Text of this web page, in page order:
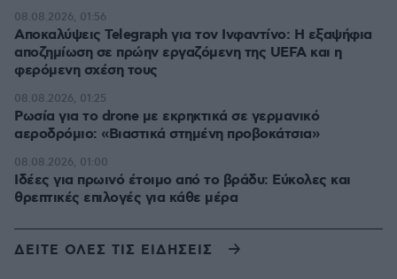
Αποκαλύψεις Telegraph για τον Ινφαντίνο: Η εξαψήφια
αποζημίωση σε πρώην εργαζόμενη της UEFA και η
φερόμενη σχέση τους
08.08.2026, 01:56
Ρωσία για το drone με εκρηκτικά σε γερμανικό
αεροδρόμιο: «Βιαστικά στημένη προβοκάτσια»
08.08.2026, 01:25
Ιδέες για πρωινό έτοιμο από το βράδυ: Εύκολες και
θρεπτικές επιλογές για κάθε μέρα
08.08.2026, 01:00
ΔΕΙΤΕ ΟΛΕΣ ΤΙΣ ΕΙΔΗΣΕΙΣ